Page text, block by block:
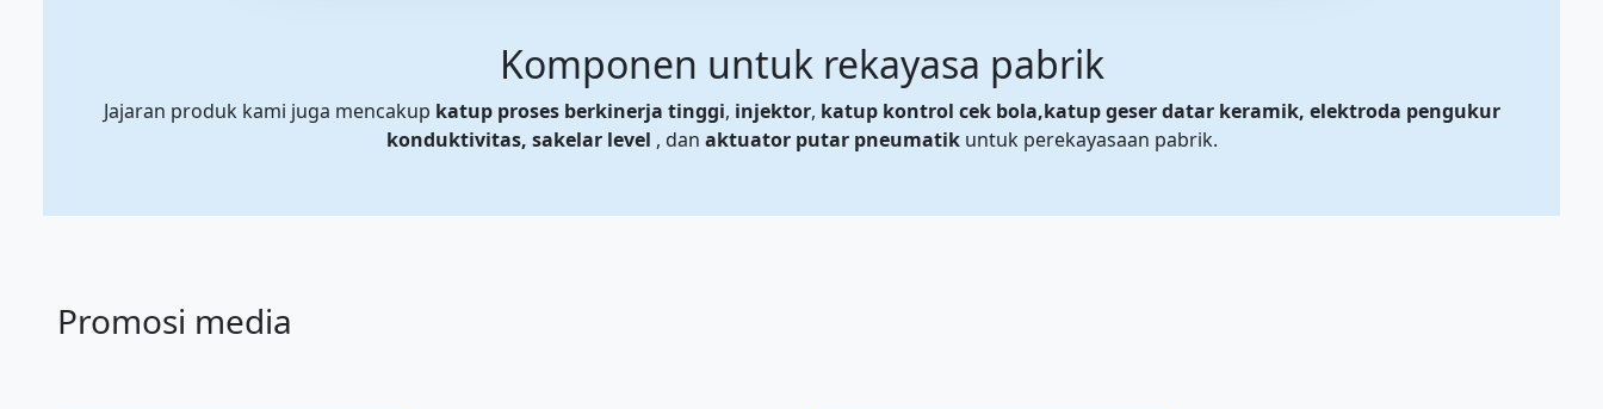
Komponen untuk rekayasa pabrik
Jajaran produk kami juga mencakup katup proses berkinerja tinggi, injektor, katup kontrol cek bola,katup geser datar keramik, elektroda pengukur
konduktivitas, sakelar level , dan aktuator putar pneumatikuntuk perekayasaan pabrik.
Promosi media